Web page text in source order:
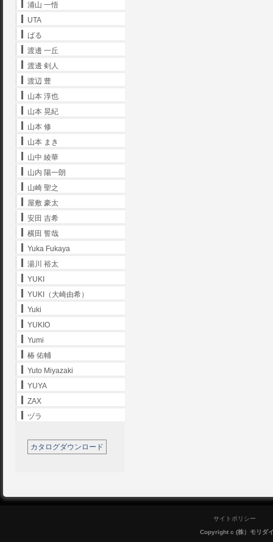
浦山 一悟
UTA
ばる
渡邊 一丘
渡邊 剣人
渡辺 豊
山本 淳也
山本 晃紀
山本 修
山本 まき
山中 綾華
山内 陽一朗
山崎 聖之
屋敷 豪太
安田 吉希
横田 誓哉
Yuka Fukaya
湯川 裕太
YUKI
YUKI（大崎由希）
Yuki
YUKIO
Yumi
椿 佑輔
Yuto Miyazaki
YUYA
ZAX
ヅラ
カタログダウンロード
サイトポリシー
Copyright c (株）モリダ